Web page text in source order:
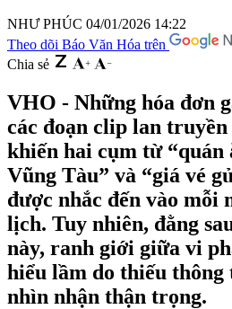
NHƯ PHÚC 04/01/2026 14:22
Theo dõi Báo Văn Hóa trên
Chia sẻ
VHO - Những hóa đơn
các đoạn clip lan
khiến hai cụm từ “quán
Vũng Tàu” và “giá vé
được nhắc đến vào mỗi
lịch. Tuy nhiên, đằng
này, ranh giới giữa vi
hiểu lầm do thiếu thông
nhìn nhận thận trọng.